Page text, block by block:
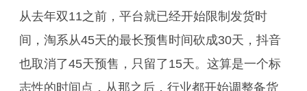
从去年双11之前，平台就已经开始限制发货时
间，淘系从45天的最长预售时间砍成30天，抖音
也取消了45天预售，只留了15天。这算是一个标
志性的时间点，从那之后，行业都开始调整备货